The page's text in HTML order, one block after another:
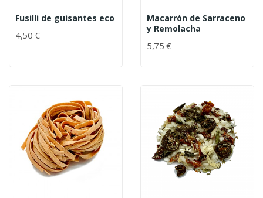
Fusilli de guisantes eco
4,50 €
Macarrón de Sarraceno
y Remolacha
5,75 €